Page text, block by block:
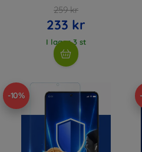
259 kr
233 kr
I lager 3 st
-10%